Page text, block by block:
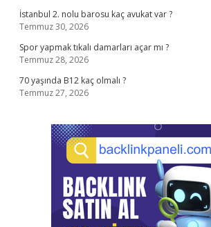
İstanbul 2. nolu barosu kaç avukat var ?
Temmuz 30, 2026
Spor yapmak tıkalı damarları açar mı ?
Temmuz 28, 2026
70 yaşında B12 kaç olmalı ?
Temmuz 27, 2026